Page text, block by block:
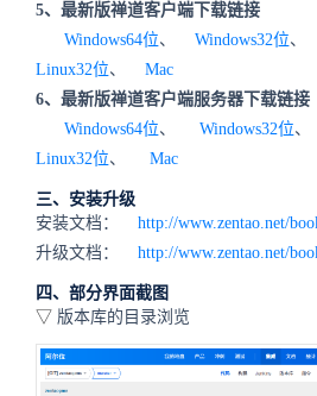
5、最新版禅道客户端下载链接
Windows64位、 Windows32位
Linux32位、 Mac
6、最新版禅道客户端服务器下载链接
Windows64位、 Windows32位
Linux32位、 Mac
三、安装升级
安装文档： http://www.zentao.net/
升级文档： http://www.zentao.net/
四、部分界面截图
▽ 版本库的目录浏览